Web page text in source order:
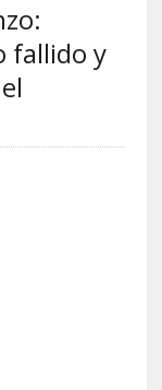
fallido y